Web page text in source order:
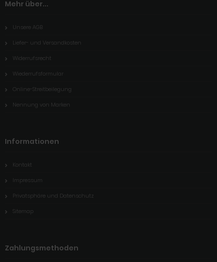
Mehr über...
Unsere AGB
Liefer- und Versandkosten
Widerrufsrecht
Wiederrufsformular
Online-Streitbeilegung
Nennung von Marken
Informationen
Kontakt
Impressum
Privatsphäre und Datenschutz
Sitemap
Zahlungsmethoden